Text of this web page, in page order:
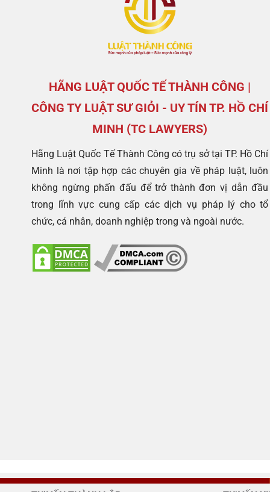
HÃNG LUẬT QUỐC TẾ THÀNH CÔNG |
CÔNG TY LUẬT SƯ GIỎI - UY TÍN TP. HỒ CHÍ
MINH (TC LAWYERS)
Hãng Luật Quốc Tế Thành Công có trụ sở tại TP. Hồ Chí
Minh là nơi tập hợp các chuyên gia về pháp luật, luôn
không ngừng phấn đấu để trở thành đơn vị dẫn đầu
trong lĩnh vực cung cấp các dịch vụ pháp lý cho tổ
chức, cá nhân, doanh nghiệp trong và ngoài nước.